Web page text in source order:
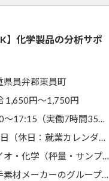
】化学製品の分析サポ
県員弁郡東員町
1,650円〜1,750円
8:40～17:15（実働7時間35分）
週5日（休日：就業カレンダーに準ずる）
バイオ・化学（秤量・サンプリング・分注、前処理・試薬調製、機器分析、物性測定）
大手素材メーカーのグループ会社です。化学製品の検査や分析を担当します。液体クロマトグラフやGCの使用経験者は必見！